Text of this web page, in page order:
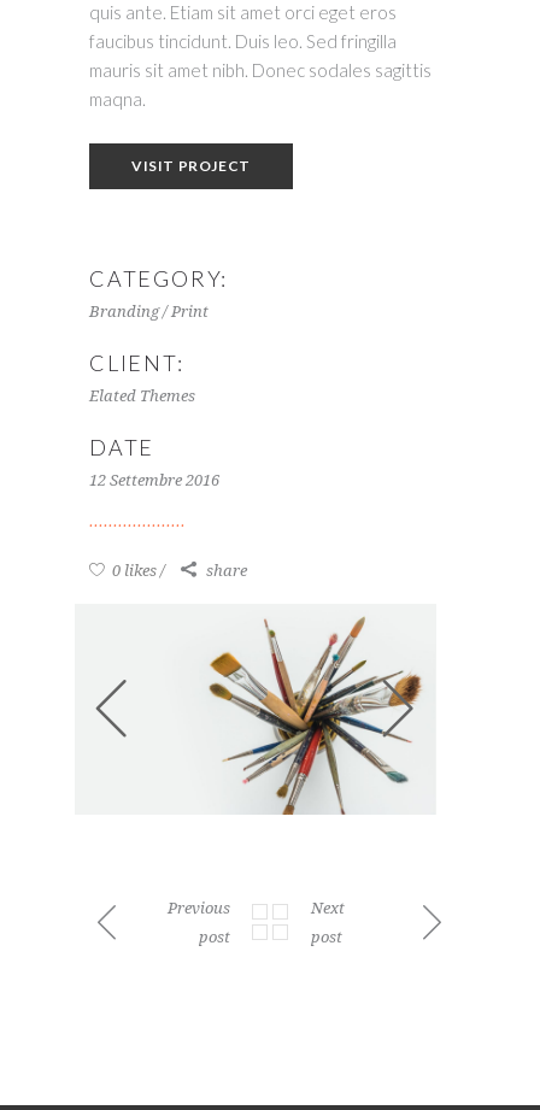
quis ante. Etiam sit amet orci eget eros
faucibus tincidunt. Duis leo. Sed fringilla
mauris sit amet nibh. Donec sodales sagittis
maqna.
VISIT PROJECT
CATEGORY:
Branding / Print
CLIENT:
Elated Themes
DATE
12 Settembre 2016
0 likes share
Previous
post
Next
post